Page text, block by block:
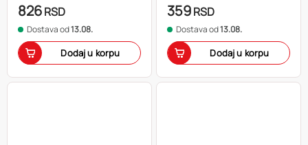
826RSD
Dostava od13.08.
Dodaj u korpu
359RSD
Dostava od13.08.
Dodaj u korpu